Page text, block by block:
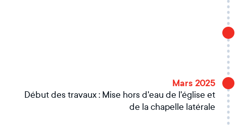
Mars 2025
Début des travaux : Mise hors d'eau de l'église et
de la chapelle latérale